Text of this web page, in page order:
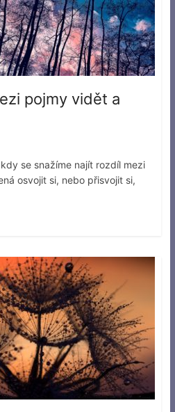
pojmy vidět a
se snažíme najít rozdíl mezi
osvojit si, nebo přisvojit si,